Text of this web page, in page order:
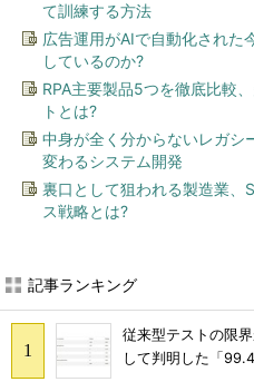
て訓練する方法
広告運用がAIで自動化された
しているのか?
RPA主要製品5つを徹底比較
トとは?
中身が全く分からないレガシ
変わるシステム開発
裏口として狙われる製造業、
ス戦略とは?
記事ランキング
従来型テストの限
して判明した「